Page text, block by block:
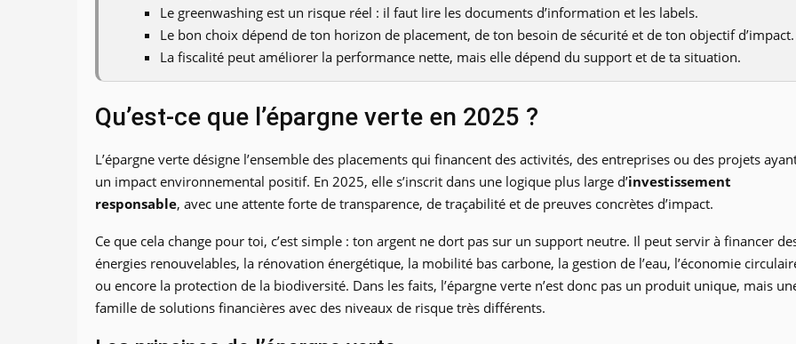
Le greenwashing est un risque réel : il faut lire les documents d’information et les labels.
Le bon choix dépend de ton horizon de placement, de ton besoin de sécurité et de ton objectif d’impact.
La fiscalité peut améliorer la performance nette, mais elle dépend du support et de ta situation.
Qu’est-ce que l’épargne verte en 2025 ?
L’épargne verte désigne l’ensemble des placements qui financent des activités, des entreprises ou des projets
un impact environnemental positif. En 2025, elle s’inscrit dans une logique plus large d’investissement
responsable, avec une attente forte de transparence, de traçabilité et de preuves concrètes d’impact.
Ce que cela change pour toi, c’est simple : ton argent ne dort pas sur un support neutre. Il peut servir à financer
énergies renouvelables, la rénovation énergétique, la mobilité bas carbone, la gestion de l’eau, l’économie
ou encore la protection de la biodiversité. Dans les faits, l’épargne verte n’est donc pas un produit unique, mais
famille de solutions financières avec des niveaux de risque très différents.